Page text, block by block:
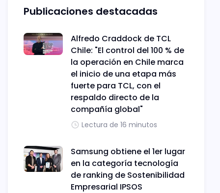
Publicaciones destacadas
Alfredo Craddock de TCL
Chile: "El control del 100 % de
la operación en Chile marca
el inicio de una etapa más
fuerte para TCL, con el
respaldo directo de la
compañía global"
Lectura de 16 minutos
Samsung obtiene el 1er lugar
en la categoría tecnología
de ranking de Sostenibilidad
Empresarial IPSOS